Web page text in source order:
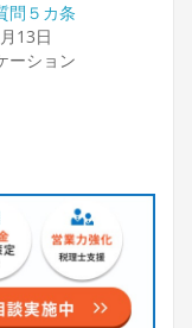
問５カ条
13日
ーション